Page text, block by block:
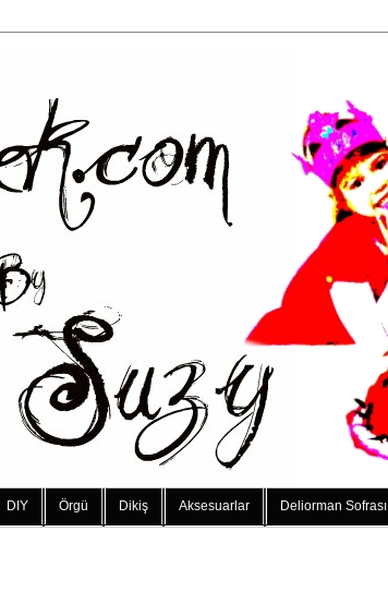
DIY Örgü Dikiş Aksesuarlar Deliorman Sofrası